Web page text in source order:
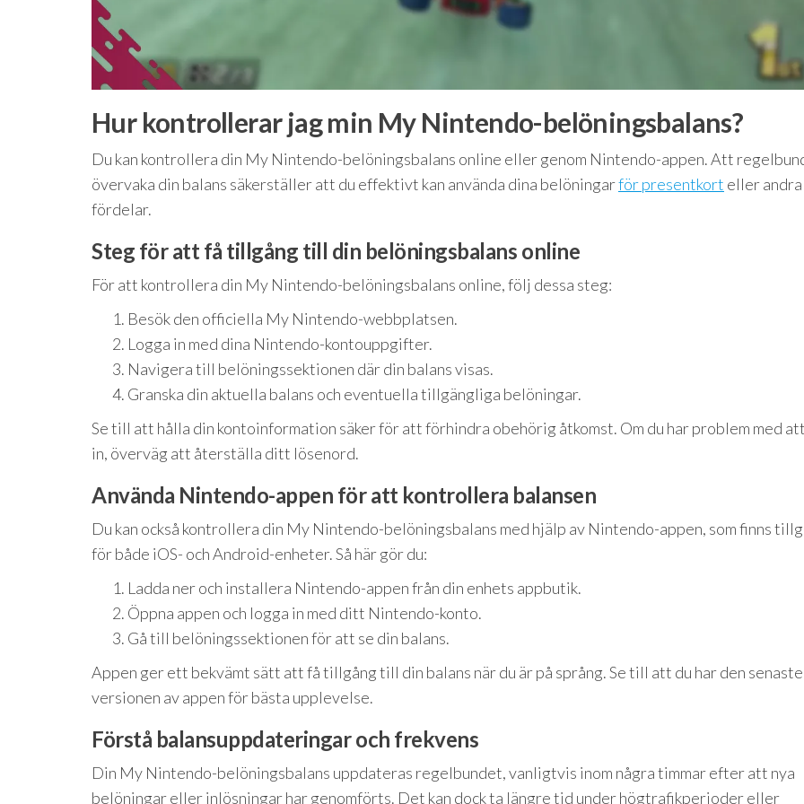
Hur kontrollerar jag min My Nintendo-belöningsbalans?
Du kan kontrollera din My Nintendo-belöningsbalans online eller genom Nintendo-appen. Att
övervaka din balans säkerställer att du effektivt kan använda dina belöningarför presentkort eller andra
fördelar.
Steg för att få tillgång till din belöningsbalans online
För att kontrollera din My Nintendo-belöningsbalans online, följ dessa steg:
Besök den officiella My Nintendo-webbplatsen.
Logga in med dina Nintendo-kontouppgifter.
Navigera till belöningssektionen där din balans visas.
Granska din aktuella balans och eventuella tillgängliga belöningar.
Se till att hålla din kontoinformation säker för att förhindra obehörig åtkomst. Om du har problem med
in, överväg att återställa ditt lösenord.
Använda Nintendo-appen för att kontrollera balansen
Du kan också kontrollera din My Nintendo-belöningsbalans med hjälp av Nintendo-appen, som finns
för både iOS- och Android-enheter. Så här gör du:
Ladda ner och installera Nintendo-appen från din enhets appbutik.
Öppna appen och logga in med ditt Nintendo-konto.
Gå till belöningssektionen för att se din balans.
Appen ger ett bekvämt sätt att få tillgång till din balans när du är på språng. Se till att du har den senaste
versionen av appen för bästa upplevelse.
Förstå balansuppdateringar och frekvens
Din My Nintendo-belöningsbalans uppdateras regelbundet, vanligtvis inom några timmar efter att nya
belöningar eller inlösningar har genomförts. Det kan dock ta längre tid under högtrafikperioder eller